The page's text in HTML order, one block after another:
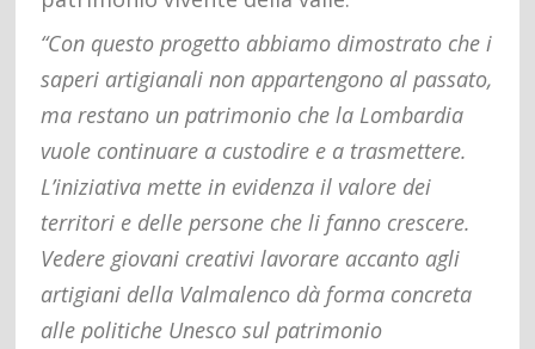
“Con questo progetto abbiamo dimostrato che i
saperi artigianali non appartengono al passato,
ma restano un patrimonio che la Lombardia
vuole continuare a custodire e a trasmettere.
L’iniziativa mette in evidenza il valore dei
territori e delle persone che li fanno crescere.
Vedere giovani creativi lavorare accanto agli
artigiani della Valmalenco dà forma concreta
alle politiche Unesco sul patrimonio